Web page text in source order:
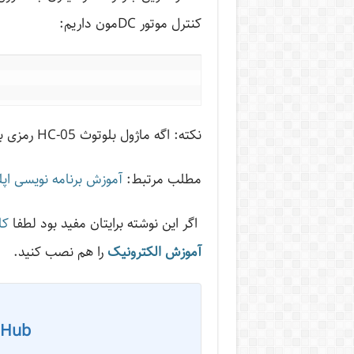
کنترل موتور DCمون داریم:
نکته: اگه ماژول بلوتوث HC-05 رمزی برای اجازه دسترسی درخواست کرد “1234” رو بزنید.
مطلب مرتبط:آموزش برنامه نویسی
اگر این نوشته‌ برایتان مفید بود لطفا
آموزش الکترونیک را هم نصب کنید.